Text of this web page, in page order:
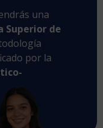
una
Superior de
por la